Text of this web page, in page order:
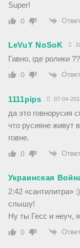
Super!
0
LeVuY NoSoK
Гавно, где ролики ??
0
1111pips 07-04-
да это говнорусия
что русияне живут в
говне.
0
Украинская
2:42 «сантилитра»
слышу!
Ну ты Гесс и неуч,
0